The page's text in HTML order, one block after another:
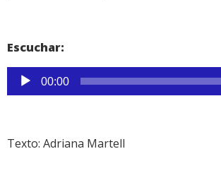
Escuchar:
Reproductor
de
00:00
Texto: Adriana Martell